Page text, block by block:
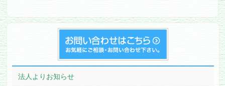
法人よりお知らせ